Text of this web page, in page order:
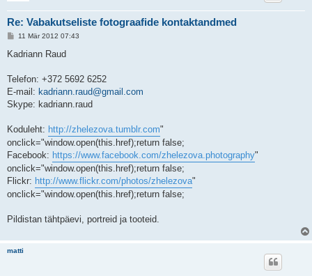
Re: Vabakutseliste fotograafide kontaktandmed
P
s
t
s
11 Mär 2012 07:43
Kadriann Raud
Telefon: +372 5692 6252
E-mail: kadriann.raud@gmail.com
Skype: kadriann.raud
Koduleht: http://zhelezova.tumblr.com"
onclick="window.open(this.href);return false;
Facebook: https://www.facebook.com/zhelezova.photography"
onclick="window.open(this.href);return false;
Flickr: http://www.flickr.com/photos/zhelezova"
onclick="window.open(this.href);return false;
Pildistan tähtpäevi, portreid ja tooteid.
matti